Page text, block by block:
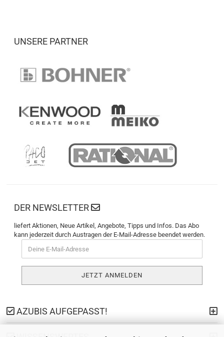
UNSERE PARTNER
DER NEWSLETTER
liefert Aktionen, Neue Artikel, Angebote, Tipps und Infos. Das Abo
kann jederzeit durch Austragen der E-Mail-Adresse beendet werden.
AZUBIS AUFGEPASST!